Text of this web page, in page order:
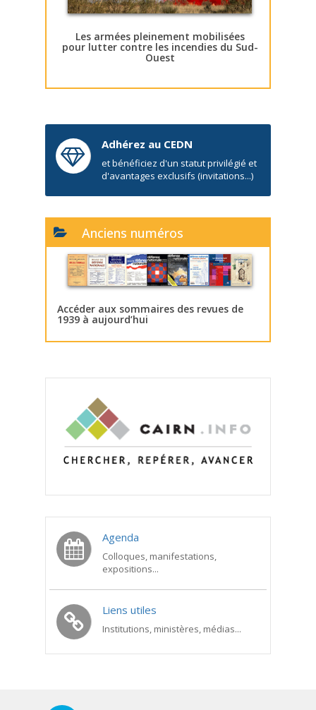
Les armées pleinement mobilisées
pour lutter contre les incendies du Sud-
Ouest
Adhérez au CEDN
et bénéficiez d'un statut privilégié et
d'avantages exclusifs (invitations...)
Anciens numéros
Accéder aux sommaires des revues de
1939 à aujourd’hui
Agenda
Colloques, manifestations,
expositions...
Liens utiles
Institutions, ministères, médias...